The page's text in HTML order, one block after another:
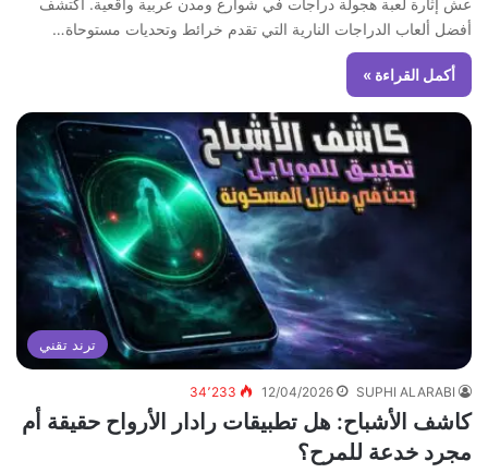
عش إثارة لعبة هجولة دراجات في شوارع ومدن عربية واقعية. اكتشف
أفضل ألعاب الدراجات النارية التي تقدم خرائط وتحديات مستوحاة…
أكمل القراءة »
ترند تقني
SUPHI ALARABI
12/04/2026 34٬233
كاشف الأشباح: هل تطبيقات رادار الأرواح حقيقة أم
مجرد خدعة للمرح؟